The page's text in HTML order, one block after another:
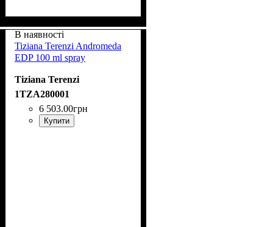
В наявності
Tiziana Terenzi Andromeda
EDP 100 ml spray
Tiziana Terenzi
1TZA280001
6 503.00грн
Купити